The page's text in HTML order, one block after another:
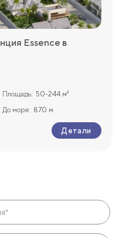
Essence в
Площадь: 50-244 м²
До моря: 870 м
Детали